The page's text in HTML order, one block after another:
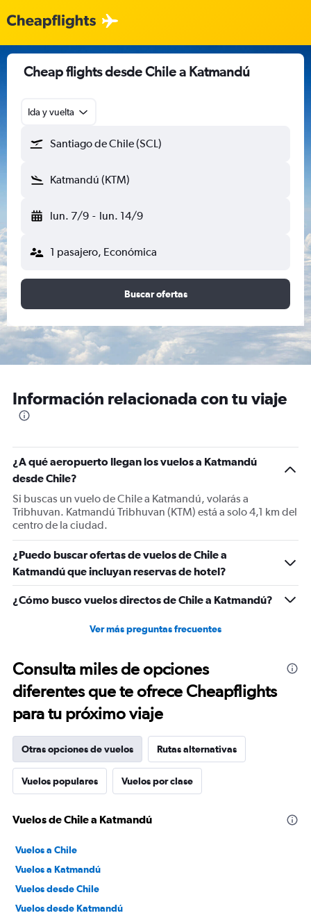
Cheap flights desde Chile a Katmandú
Ida y vuelta
Santiago de Chile (SCL)
Katmandú (KTM)
lun. 7/9 - lun. 14/9
1 pasajero, Económica
Buscar ofertas
Información relacionada con tu viaje
¿A qué aeropuerto llegan los vuelos a Katmandú
desde Chile?
Si buscas un vuelo de Chile a Katmandú, volarás a
Tribhuvan. Katmandú Tribhuvan (KTM) está a solo 4,1 km del
centro de la ciudad.
¿Puedo buscar ofertas de vuelos de Chile a
Katmandú que incluyan reservas de hotel?
¿Cómo busco vuelos directos de Chile a Katmandú?
Ver más preguntas frecuentes
Consulta miles de opciones
diferentes que te ofrece Cheapflights
para tu próximo viaje
Otras opciones de vuelos Rutas alternativas
Vuelos populares Vuelos por clase
Vuelos de Chile a Katmandú
Vuelos a Chile
Vuelos a Katmandú
Vuelos desde Chile
Vuelos desde Katmandú